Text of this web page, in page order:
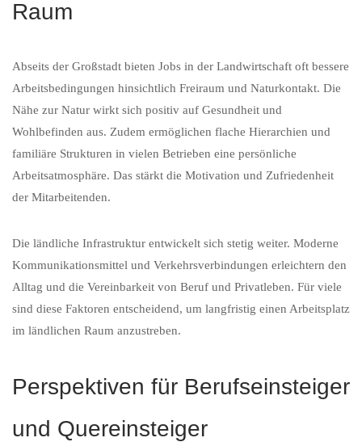
Raum
Abseits der Großstadt bieten Jobs in der Landwirtschaft oft bessere
Arbeitsbedingungen hinsichtlich Freiraum und Naturkontakt. Die
Nähe zur Natur wirkt sich positiv auf Gesundheit und
Wohlbefinden aus. Zudem ermöglichen flache Hierarchien und
familiäre Strukturen in vielen Betrieben eine persönliche
Arbeitsatmosphäre. Das stärkt die Motivation und Zufriedenheit
der Mitarbeitenden.
Die ländliche Infrastruktur entwickelt sich stetig weiter. Moderne
Kommunikationsmittel und Verkehrsverbindungen erleichtern den
Alltag und die Vereinbarkeit von Beruf und Privatleben. Für viele
sind diese Faktoren entscheidend, um langfristig einen Arbeitsplatz
im ländlichen Raum anzustreben.
Perspektiven für Berufseinsteiger
und Quereinsteiger